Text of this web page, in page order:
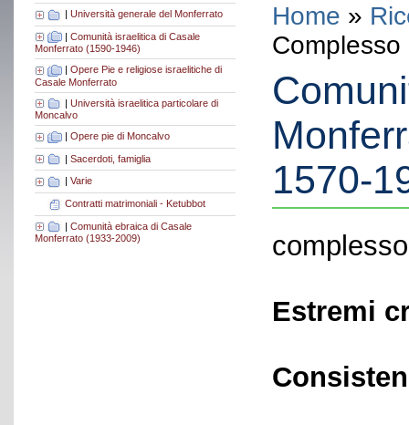
| Università generale del Monferrato
| Comunità israelitica di Casale
Monferrato (1590-1946)
Opere Pie e religiose israelitiche di
Casale Monferrato
| Università israelitica particolare di
Moncalvo
Opere pie di Moncalvo
| Sacerdoti, famiglia
Varie
Contratti matrimoniali - Ketubbot
| Comunità ebraica di Casale
Monferrato (1933-2009)
Home »
1570-
Estremi